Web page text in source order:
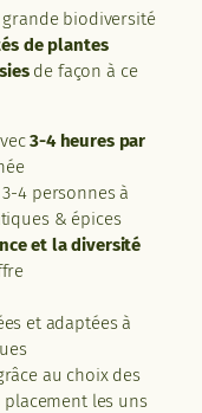
biodiversité
de plantes
de façon à ce
3-4 heures par
4 personnes à
& épices
et la diversité
et adaptées à
au choix des
les uns